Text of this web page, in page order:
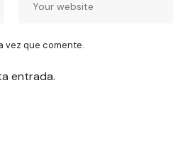
vez que comente.
entrada.